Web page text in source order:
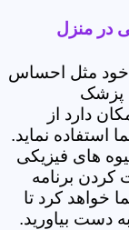
در منزل
خود مثل احساس
پزشک
دارد از
استفاده نماید.
های فیزیکی
کردن برنامه
خواهد کرد تا
دست بیاورید.